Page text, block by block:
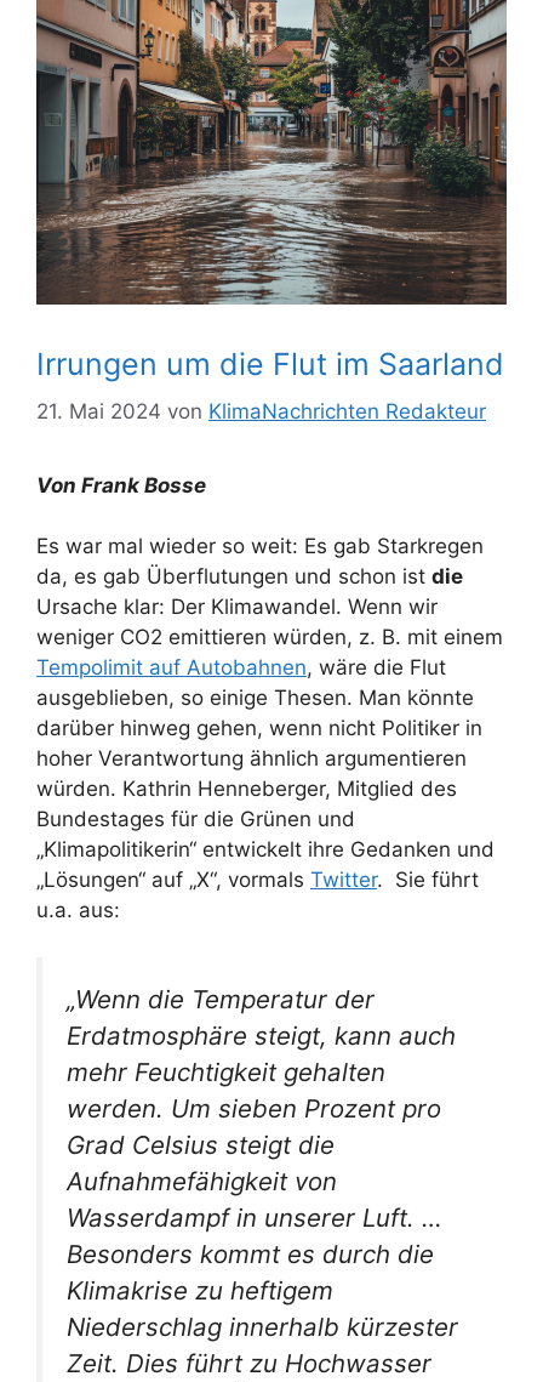
Irrungen um die Flut im Saarland
21. Mai 2024 von KlimaNachrichten Redakteur
Von Frank Bosse
Es war mal wieder so weit: Es gab Starkregen
da, es gab Überflutungen und schon ist die
Ursache klar: Der Klimawandel. Wenn wir
weniger CO2 emittieren würden, z. B. mit einem
Tempolimit auf Autobahnen, wäre die Flut
ausgeblieben, so einige Thesen. Man könnte
darüber hinweg gehen, wenn nicht Politiker in
hoher Verantwortung ähnlich argumentieren
würden. Kathrin Henneberger, Mitglied des
Bundestages für die Grünen und
„Klimapolitikerin“ entwickelt ihre Gedanken und
„Lösungen“ auf „X“, vormals Twitter. Sie führt
u.a. aus:
„Wenn die Temperatur der
Erdatmosphäre steigt, kann auch
mehr Feuchtigkeit gehalten
werden. Um sieben Prozent pro
Grad Celsius steigt die
Aufnahmefähigkeit von
Wasserdampf in unserer Luft. …
Besonders kommt es durch die
Klimakrise zu heftigem
Niederschlag innerhalb kürzester
Zeit. Dies führt zu Hochwasser